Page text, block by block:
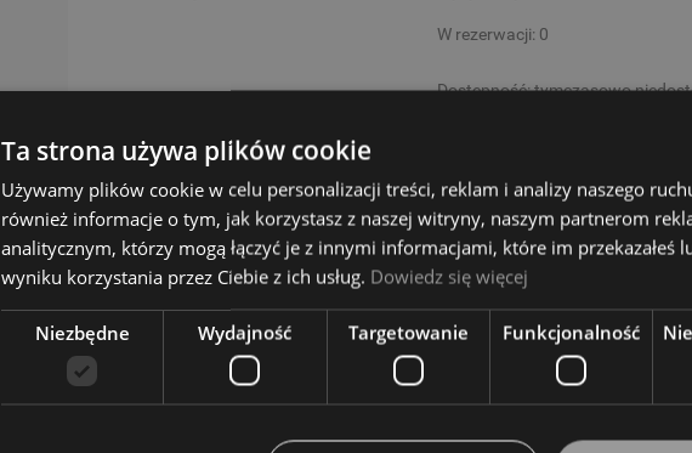
W rezerwacji: 0
Dostępność:tymczasowo
Wysyłkowy:
Ta strona używa plików cookie
Używamy plików cookie w celu personalizacji treści, reklam i analizy naszego
również informacje o tym, jak korzystasz z naszej witryny, naszym partnerom
analitycznym, którzy mogą łączyć je z innymi informacjami, które im przekazałeś
wyniku korzystania przez Ciebie z ich usług. Dowiedz się więcej
Niezbędne Wydajność Targetowanie Funkcjonalność